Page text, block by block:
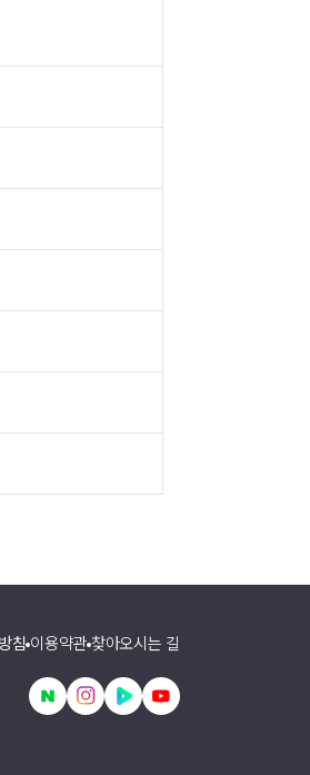
침 이용약관 찾아오시는 길